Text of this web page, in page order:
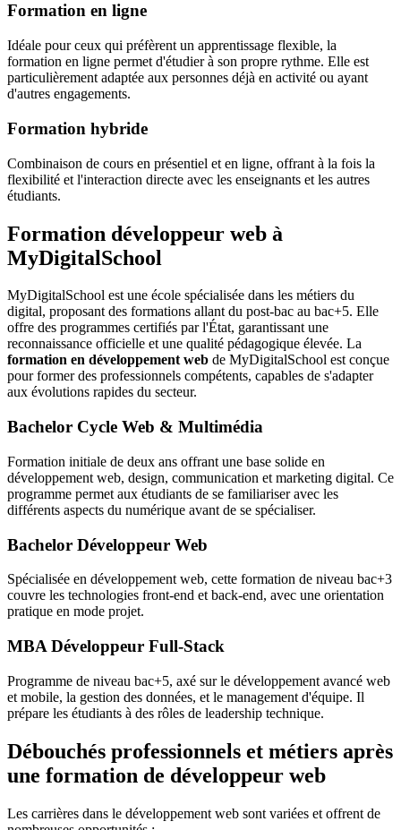
Formation en ligne
Idéale pour ceux qui préfèrent un apprentissage flexible, la
formation en ligne permet d'étudier à son propre rythme. Elle est
particulièrement adaptée aux personnes déjà en activité ou ayant
d'autres engagements.
Formation hybride
Combinaison de cours en présentiel et en ligne, offrant à la fois la
flexibilité et l'interaction directe avec les enseignants et les autres
étudiants.
Formation développeur web à
MyDigitalSchool
MyDigitalSchool est une école spécialisée dans les métiers du
digital, proposant des formations allant du post-bac au bac+5. Elle
offre des programmes certifiés par l'État, garantissant une
reconnaissance officielle et une qualité pédagogique élevée. La
formation en développement web de MyDigitalSchool est conçue
pour former des professionnels compétents, capables de s'adapter
aux évolutions rapides du secteur.
Bachelor Cycle Web & Multimédia
Formation initiale de deux ans offrant une base solide en
développement web, design, communication et marketing digital. Ce
programme permet aux étudiants de se familiariser avec les
différents aspects du numérique avant de se spécialiser.
Bachelor Développeur Web
Spécialisée en développement web, cette formation de niveau bac+3
couvre les technologies front-end et back-end, avec une orientation
pratique en mode projet.
MBA Développeur Full-Stack
Programme de niveau bac+5, axé sur le développement avancé web
et mobile, la gestion des données, et le management d'équipe. Il
prépare les étudiants à des rôles de leadership technique.
Débouchés professionnels et métiers après
une formation de développeur web
Les carrières dans le développement web sont variées et offrent de